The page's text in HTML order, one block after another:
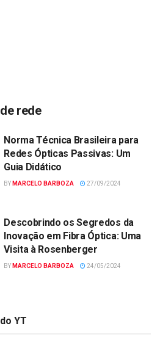
rede
Norma Técnica Brasileira para
Redes Ópticas Passivas: Um
Guia Didático
BY MARCELO BARBOZA 27/09/2024
Descobrindo os Segredos da
Inovação em Fibra Óptica: Uma
Visita à Rosenberger
BY MARCELO BARBOZA 24/05/2024
YT